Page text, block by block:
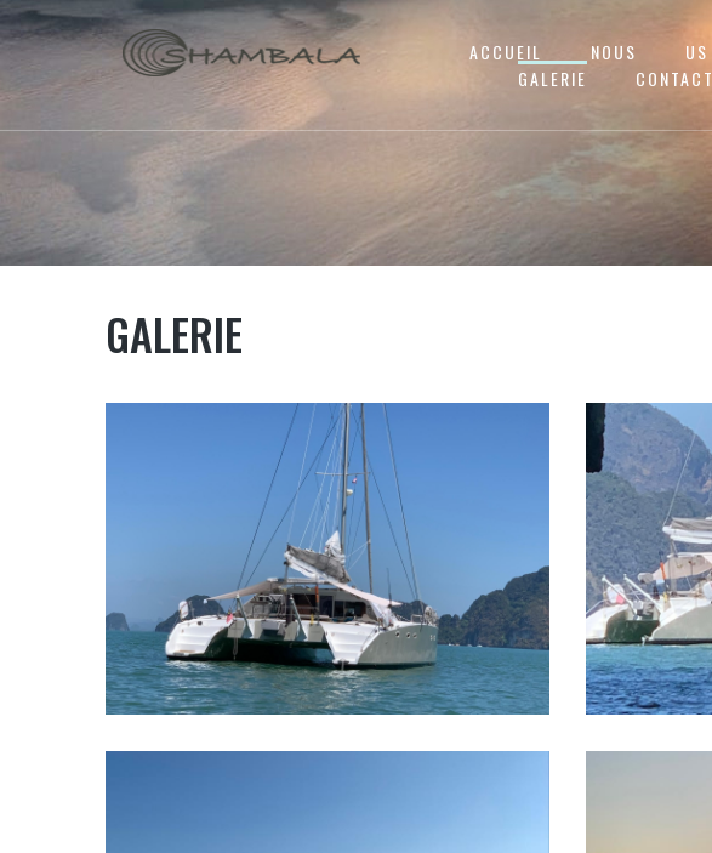
ACCUEIL NOUS US
GALERIE
CONTACT
GALERIE